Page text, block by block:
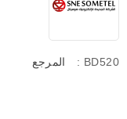
المرجع : BD520